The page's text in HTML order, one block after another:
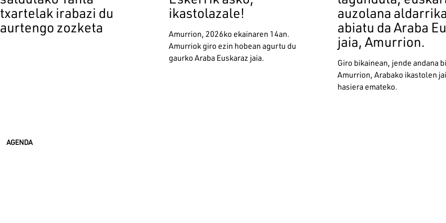
txartelak irabazi du
aurtengo zozketa
ikastolazale!
Amurrion, 2026ko ekainaren 14an.
Amurriok giro ezin hobean agurtu du
gaurko Araba Euskaraz jaia.
auzolana
abiatu da Araba
jaia, Amurrion.
Giro bikainean, jende andana
Amurrion, Arabako ikastolen
hasiera emateko.
AGENDA